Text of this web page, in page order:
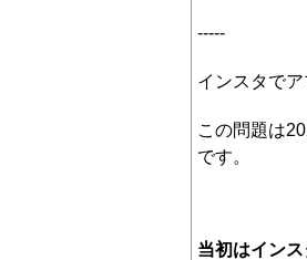
-----
インスタで
この問題は
です。
当初はイン